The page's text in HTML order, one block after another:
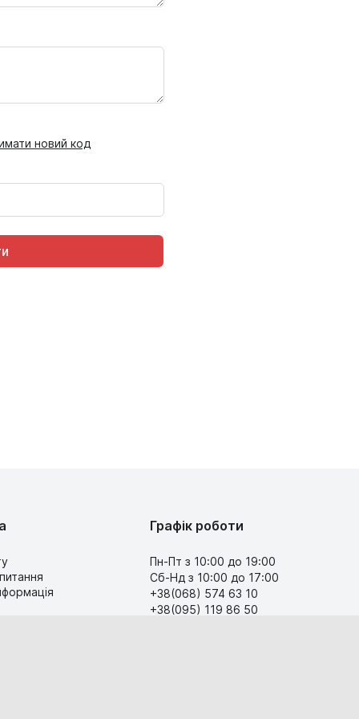
новий код
Графік роботи
Пн-Пт з 10:00 до 19:00
Сб-Нд з 10:00 до 17:00
+38(068) 574 63 10
+38(095) 119 86 50